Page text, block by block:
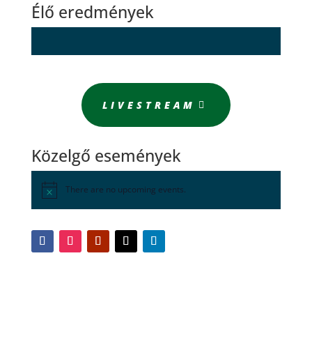
Élő eredmények
LIVESTREAM
Közelgő események
There are no upcoming events.